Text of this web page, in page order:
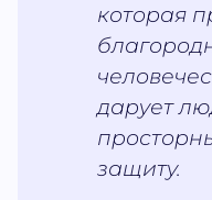
которая
дарует
защиту.